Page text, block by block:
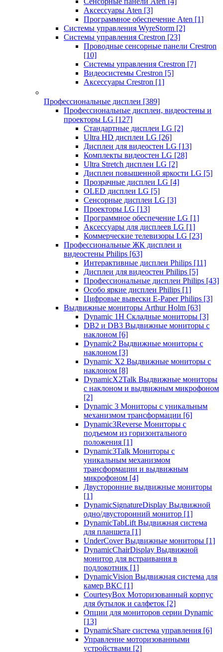
Аксессуары Aten [3]
Программное обеспечение Aten [1]
Системы управления WyreStorm [2]
Системы управления Crestron [23]
Проводные сенсорные панели Crestron
[10]
Системы управления Crestron [7]
Видеосистемы Crestron [5]
Аксессуары Crestron [1]
Профессиональные дисплеи [389]
Профессиональные дисплеи, видеостены и
проекторы LG [127]
Стандартные дисплеи LG [2]
Ultra HD дисплеи LG [26]
Дисплеи для видеостен LG [13]
Комплекты видеостен LG [28]
Ultra Stretch дисплеи LG [2]
Дисплеи повышенной яркости LG [5]
Прозрачные дисплеи LG [4]
OLED дисплеи LG [5]
Сенсорные дисплеи LG [3]
Проекторы LG [13]
Программное обеспечение LG [1]
Аксессуары для дисплеев LG [1]
Коммерческие телевизоры LG [23]
Профессиональные ЖК дисплеи и
видеостены Philips [63]
Интерактивные дисплеи Philips [11]
Дисплеи для видеостен Philips [5]
Профессиональные дисплеи Philips [43]
Особо яркие дисплеи Philips [1]
Цифровые вывески E-Paper Philips [3]
Выдвижные мониторы Arthur Holm [63]
Dynamic 1Н Складные мониторы [3]
DB2 и DB3 Выдвижные мониторы с
наклоном [6]
Dynamic2 Выдвижные мониторы с
наклоном [3]
Dynamic X2 Выдвижные мониторы с
наклоном [8]
DynamicX2Talk Выдвижные мониторы
с наклоном и выдвижным микрофоном
[2]
Dynamic 3 Мониторы с уникальным
механизмом трансформации [6]
Dynamic3Reverse Мониторы с
подъемом из горизонтального
положения [1]
Dynamic3Talk Мониторы с
уникальным механизмом
трансформации и выдвижным
микрофоном [4]
Двусторонние выдвижные мониторы
[1]
DynamicSignatureDisplay Выдвижной
одно/двусторонний монитор [1]
DynamicTabLift Выдвижная система
для планшета [1]
UnderCover Выдвижные мониторы [1]
DynamicChairDisplay Выдвижной
монитор для встраивания в
подлокотник [1]
DynamicVision Выдвижная система для
камер ВКС [1]
CourtesyBox Моторизованный корпус
для бутылок и салфеток [2]
Опции для мониторов серии Dynamic
[13]
DynamicShare система управления [6]
Управление моторизованными
устройствами [2]